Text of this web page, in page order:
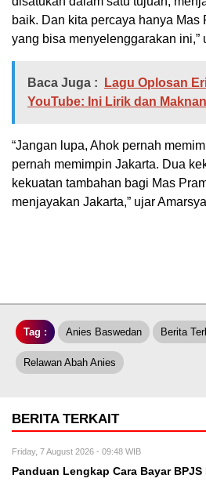
baik. Dan kita percaya hanya Mas
yang bisa menyelenggarakan ini,”
Baca Juga :
Lagu Oplosan
YouTube: Ini Lirik dan
“Jangan lupa, Ahok pernah
pernah memimpin Jakarta. Dua
kekuatan tambahan bagi Mas
menjayakan Jakarta,” ujar
Tag : Anies Baswedan Berita
Relawan Abah Anies
BERITA TERKAIT
Friday, 7 August 2026 - 09:48 WIB
Panduan Lengkap Cara Bayar